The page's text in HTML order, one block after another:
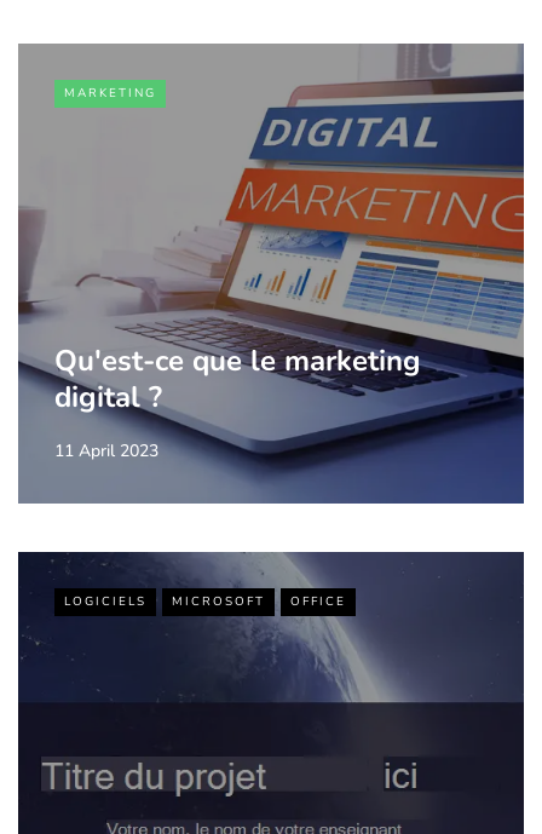
MARKETING
Qu'est-ce que le marketing
digital ?
11 April 2023
LOGICIELS MICROSOFT OFFICE